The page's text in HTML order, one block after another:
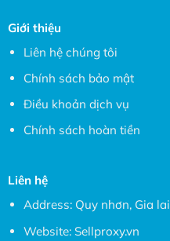
Giới thiệu
Liên hệ chúng tôi
Chính sách bảo mật
Điều khoản dịch vụ
Chính sách hoàn tiền
Liên hệ
Address: Quy nhơn, Gia lai
Website: Sellproxy.vn